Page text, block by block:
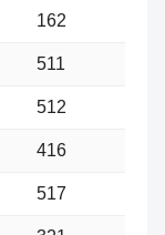
162
511
512
416
517